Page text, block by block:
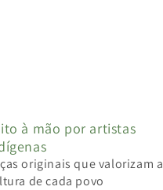
à mão por artistas
originais que valorizam a
de cada povo